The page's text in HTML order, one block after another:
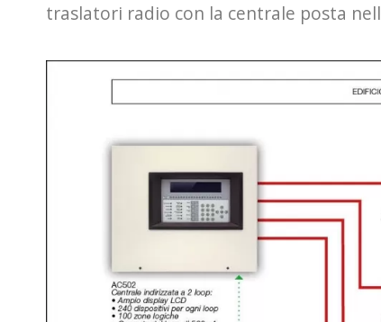
traslatori radio con la centrale posta